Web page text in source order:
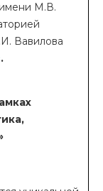
имени М.В.
Вавилова
.